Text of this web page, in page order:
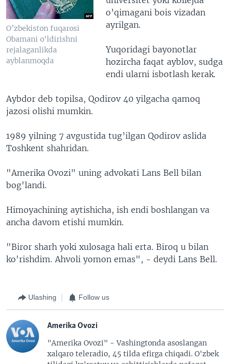
O’zbekiston fuqarosi
Obamani o'ldirishni
rejalaganlikda
ayblanmoqda
o’qimagani bois vizadan
ayrilgan.
Yuqoridagi bayonotlar
hozircha faqat ayblov, sudga
endi ularni isbotlash kerak.
Aybdor deb topilsa, Qodirov 40 yilgacha qamoq
jazosi olishi mumkin.
1989 yilning 7 avgustida tug’ilgan Qodirov aslida
Toshkent shahridan.
"Amerika Ovozi" uning advokati Lans Bell bilan
bog'landi.
Himoyachining aytishicha, ish endi boshlangan va
ancha davom etishi mumkin.
"Biror sharh yoki xulosaga hali erta. Biroq u bilan
ko'rishdim. Ahvoli yomon emas", - deydi Lans Bell.
Ulashing Follow us
Amerika Ovozi
"Amerika Ovozi" - Vashingtonda asoslangan
xalqaro teleradio, 45 tilda efirga chiqadi. O'zbek